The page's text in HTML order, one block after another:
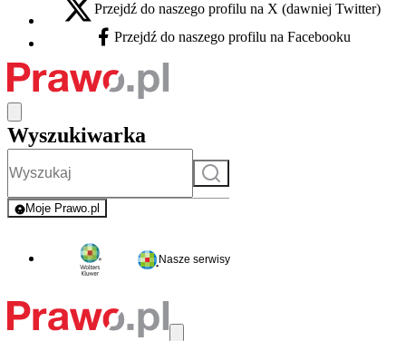
X - otwiera się w nowej karcie
Przejdź do naszego profilu na X (dawniej Twitter)
Facebook - otwiera się w nowej karcie
Przejdź do naszego profilu na Facebooku
Wyszukiwarka
Szukaj
Moje Prawo.pl
- rejestracja i logowanie do serwisu
Nasze serwisy